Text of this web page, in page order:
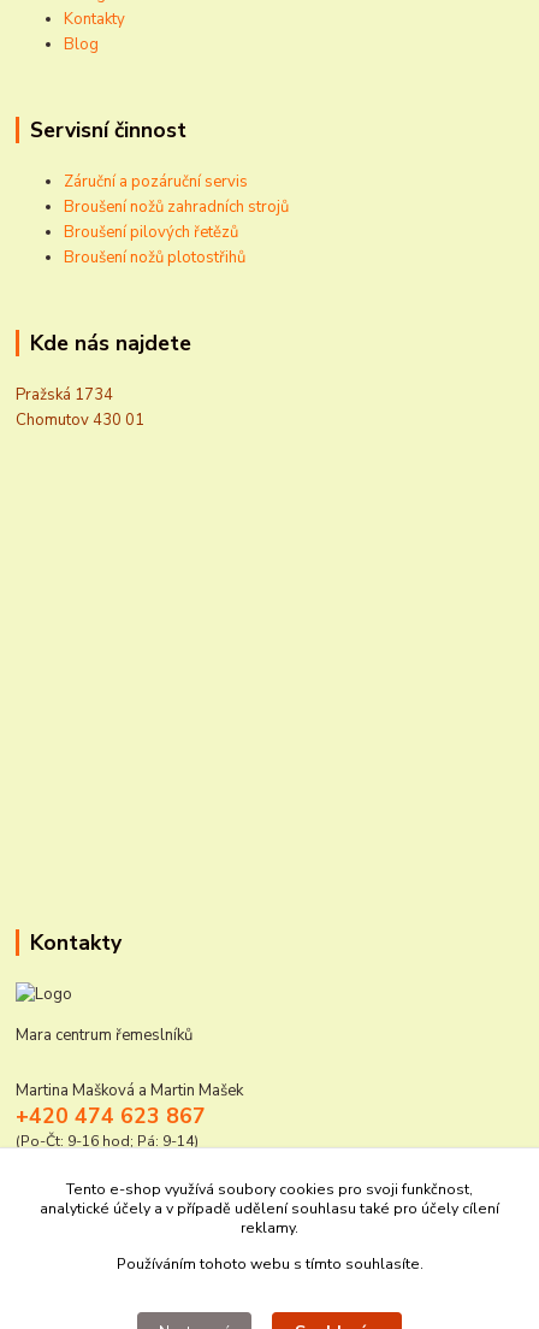
Kontakty
Blog
Servisní činnost
Záruční a pozáruční servis
Broušení nožů zahradních strojů
Broušení pilových řetězů
Broušení nožů plotostřihů
Kde nás najdete
Pražská 1734
Chomutov 430 01
Kontakty
Mara centrum řemeslníků
Martina Mašková a Martin Mašek
+420 474 623 867
(Po-Čt: 9-16 hod; Pá: 9-14)
mara@elektro-naradi.cz
Tento e-shop využívá soubory cookies pro svoji funkčnost,
analytické účely a v případě udělení souhlasu také pro účely cílení
reklamy.
Používáním tohoto webu s tímto souhlasíte.